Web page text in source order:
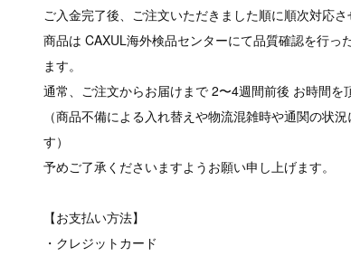
ご入金完了後、ご注文いただきました順に順次対応さ
商品は CAXUL海外検品センターにて品質確認を行っ
ます。
通常、ご注文からお届けまで 2〜4週間前後 お時間を
（商品不備による入れ替えや物流混雑時や通関の状
す）
予めご了承くださいますようお願い申し上げます。
【お支払い方法】
・クレジットカード